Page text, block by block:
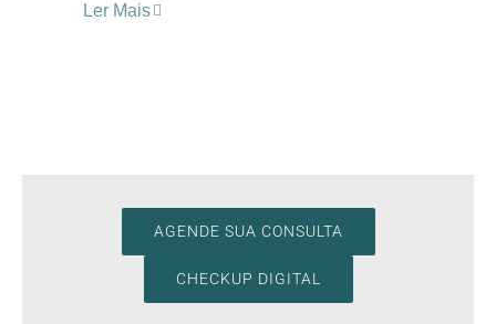
Ler Mais
AGENDE SUA CONSULTA
CHECKUP DIGITAL